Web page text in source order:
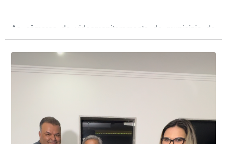
As câmeras de videomonitoramento do município de
Presidente Kennedy identificaram neste fim de semana,
01 de junho, uma motocicleta com indícios de
adulteração, imediatamente, a central de
videomonitoramento acionou a Guarda Civil Municipal,
Durante a abordagem a adulteração foi comprovada,
através da conferência do Chassi, a motocicleta, bem
conta do sistema de videomonitoramento instalado
recentemente em todo o município de Presidente